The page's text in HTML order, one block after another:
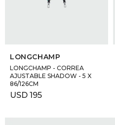
LONGCHAMP
LONGCHAMP - CORREA
AJUSTABLE SHADOW - 5 X
86/126CM
USD 195